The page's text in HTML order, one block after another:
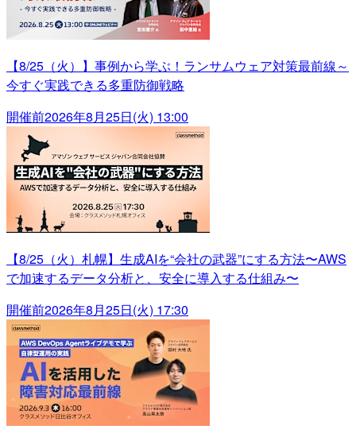
【8/25（火）】事例から学ぶ！ランサムウェア対策最前線～
今すぐ実践できる多重防御戦略
開催前2026年8月25日(火) 13:00
【8/25（火）札幌】生成AIを“会社の武器”にする方法〜AWS
で加速するデータ分析と、安全に導入する仕組み〜
開催前2026年8月25日(火) 17:30